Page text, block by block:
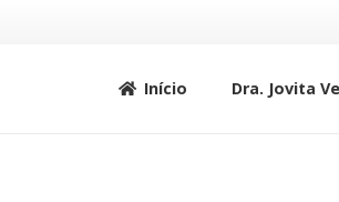
Início Dra. Jovita